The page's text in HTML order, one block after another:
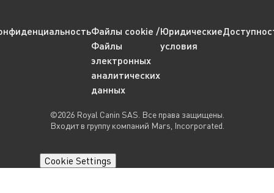
Файлы cookie /
Файлы
электронных
аналитических
данных
Юридические
условия
©2026 Royal Canin SAS. Все права защищены.
Входит в группу компаний Mars, Incorporated.
Cookie Settings